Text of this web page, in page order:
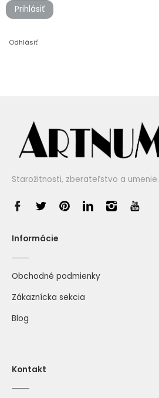
Prihlásiť
Odhlásiť
Starožitnosti, zberateľstvo a umenie.
Informácie
Obchodné podmienky
Zákaznícka sekcia
Blog
Kontakt